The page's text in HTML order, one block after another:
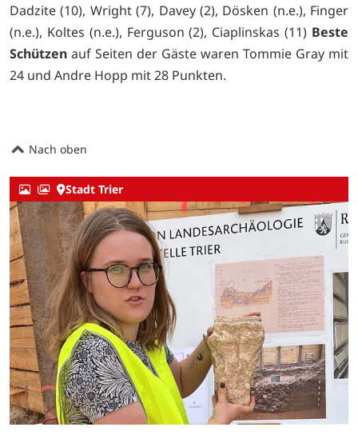
Dadzite (10), Wright (7), Davey (2), Dösken (n.e.), Finger
(n.e.), Koltes (n.e.), Ferguson (2), Ciaplinskas (11) Beste
Schützen auf Seiten der Gäste waren Tommie Gray mit
24 und Andre Hopp mit 28 Punkten.
Nach oben
Stadt Trier